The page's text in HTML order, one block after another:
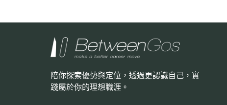
陪你探索優勢與定位，透過更認識自己，實
踐屬於你的理想職涯。